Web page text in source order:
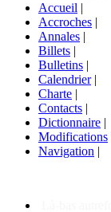
Accueil |
Accroches |
Annales |
Billets |
Bulletins |
Calendrier|
Charte |
Contacts |
Dictionnaire |
Modifications
Navigation |